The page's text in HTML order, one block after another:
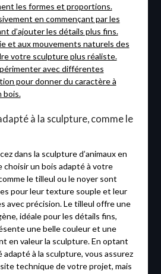
les formes et proportions.
en commençant par les
d’ajouter les détails plus fins.
et aux mouvements naturels des
votre sculpture plus réaliste.
avec différentes
pour donner du caractère à
bois.
à la sculpture, comme le
dans la sculpture d’animaux en
choisir un bois adapté à votre
le tilleul ou le noyer sont
pour leur texture souple et leur
avec précision. Le tilleul offre une
idéale pour les détails fins,
une belle couleur et une
en valeur la sculpture. En optant
à la sculpture, vous assurez
technique de votre projet, mais